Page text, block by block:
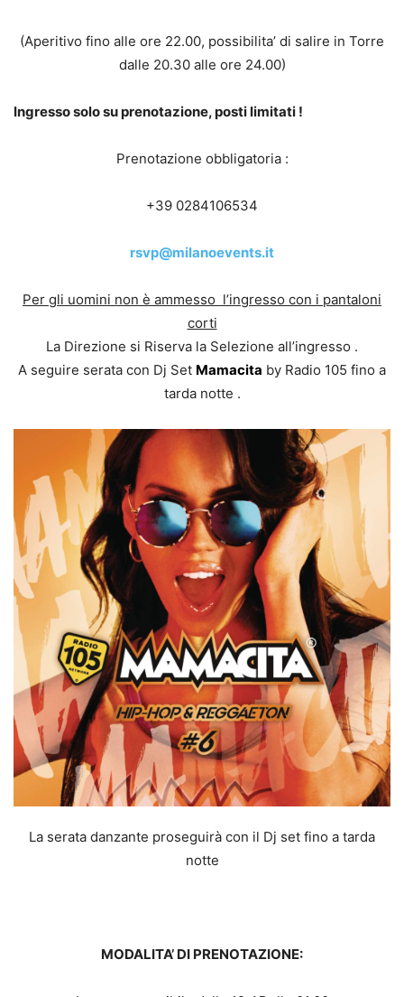
(Aperitivo fino alle ore 22.00, possibilita’ di salire in Torre
dalle 20.30 alle ore 24.00)
Ingresso solo su prenotazione, posti limitati !
Prenotazione obbligatoria :
+39 0284106534
rsvp@milanoevents.it
Per gli uomini non è ammesso l’ingresso con i pantaloni
corti
La Direzione si Riserva la Selezione all’ingresso .
A seguire serata con Dj Set Mamacita by Radio 105 fino a
tarda notte .
La serata danzante proseguirà con il Dj set fino a tarda
notte
MODALITA’ DI PRENOTAZIONE: